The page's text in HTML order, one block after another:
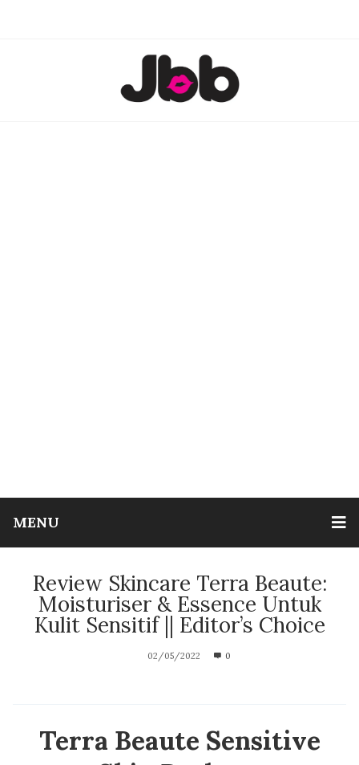
MENU
Review Skincare Terra Beaute:
Moisturiser & Essence Untuk
Kulit Sensitif || Editor’s Choice
02/05/2022 0
Terra Beaute Sensitive